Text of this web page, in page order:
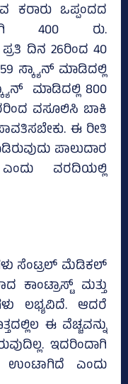
ಕರಾರು ಒಪ್ಪಂದದ
400 ರು.
ದಿನ 26ರಿಂದ 40
ಸ್ಕ್ಯಾನ್‌ ಮಾಡಿದಲ್ಲಿ
ಮಾಡಿದಲ್ಲಿ 800
ವಸೂಲಿಸಿ ಬಾಕಿ
ಈ ರೀತಿ
ಪಾಲುದಾರ
ವರದಿಯಲ್ಲಿ
ಸೆಂಟ್ರಲ್‌ ಮೆಡಿಕಲ್‌
ಮತ್ತು
ಲಭ್ಯವಿದೆ. ಆದರೆ
ಈ ವೆಚ್ಚವನ್ನು
ಇದರಿಂದಾಗಿ
ಉಂಟಾಗಿದೆ ಎಂದು